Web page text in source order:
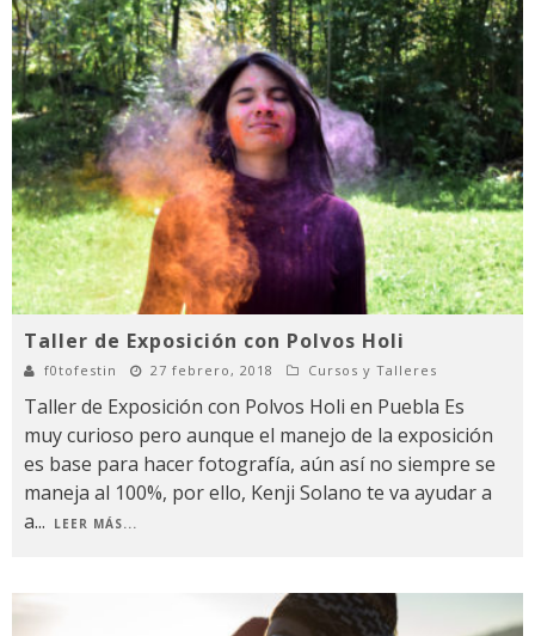
Taller de Exposición con Polvos Holi
f0tofestin 27 febrero, 2018 Cursos y Talleres
Taller de Exposición con Polvos Holi en Puebla Es
muy curioso pero aunque el manejo de la exposición
es base para hacer fotografía, aún así no siempre se
maneja al 100%, por ello, Kenji Solano te va ayudar a
a... LEER MÁS...